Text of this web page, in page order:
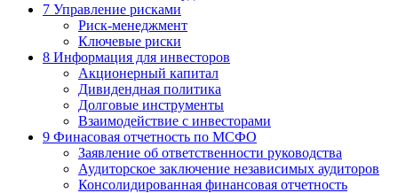
7 Управление рисками
Риск-менеджмент
Ключевые риски
8 Информация для инвесторов
Акционерный капитал
Дивидендная политика
Долговые инструменты
Взаимодействие с инвеcторами
9 Финасовая отчетность по МСФО
Заявление об ответственности руководства
Аудиторское заключение независимых аудиторов
Консолидированная финансовая отчетность